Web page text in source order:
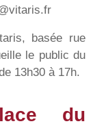
basée rue
le public du
13h30 à 17h.
du